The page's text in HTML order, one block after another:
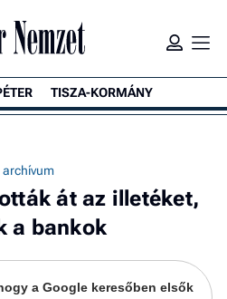
TISZA-KORMÁNY
át az illetéket,
a bankok
a Google keresőben elsők